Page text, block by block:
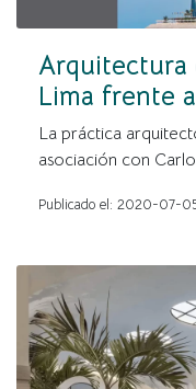
Arquitectura
Lima frente
La práctica
asociación con
Publicado el: 2020-07-